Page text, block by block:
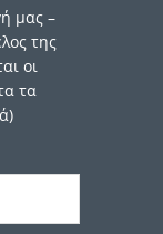
μας –
της
οι
τα